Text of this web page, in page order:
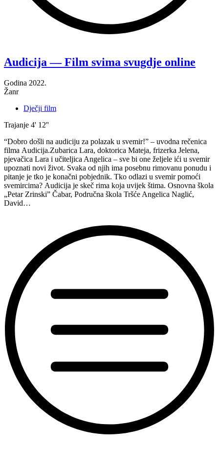
—
Film
svugdje
online”
Audicija — Film svima svugdje online
Godina 2022.
Žanr
Dječji film
Trajanje 4' 12''
“Dobro došli na audiciju za polazak u svemir!” – uvodna rečenica
filma Audicija.Zubarica Lara, doktorica Mateja, frizerka Jelena,
pjevačica Lara i učiteljica Angelica – sve bi one željele ići u svemir
upoznati novi život. Svaka od njih ima posebnu rimovanu ponudu i
pitanje je tko je konačni pobjednik. Tko odlazi u svemir pomoći
svemircima? Audicija je skeč rima koja uvijek štima. Osnovna škola
„Petar Zrinski” Čabar, Područna škola Tršće Angelica Naglić,
David…